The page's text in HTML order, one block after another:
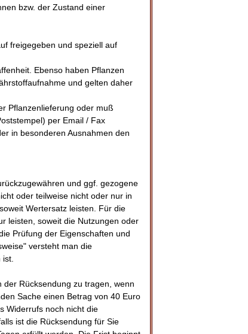
bzw. der Zustand einer
freigegeben und speziell auf
Ebenso haben Pflanzen
und gelten daher
Pflanzenlieferung oder muß
per Email / Fax
in besonderen Ausnahmen den
und ggf. gezogene
oder teilweise nicht oder nur in
Wertersatz leisten. Für die
leisten, soweit die Nutzungen oder
Prüfung der Eigenschaften und
versteht man die
Rücksendung zu tragen, wenn
Sache einen Betrag von 40 Euro
Widerrufs noch nicht die
ist die Rücksendung für Sie